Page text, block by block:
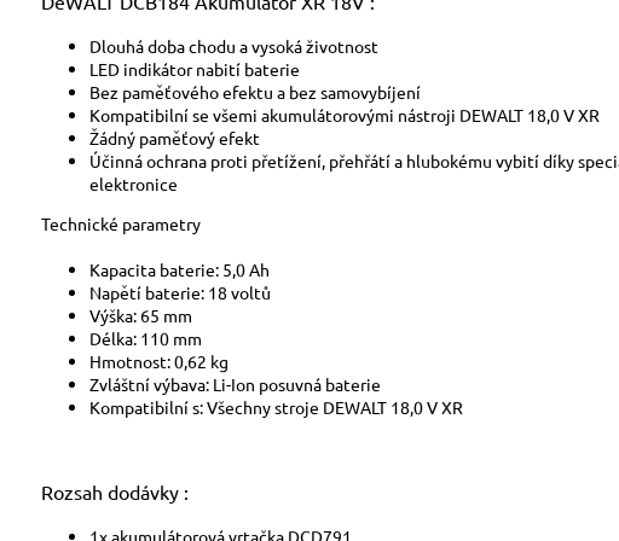
Dlouhá doba chodu a vysoká životnost
LED indikátor nabití baterie
Bez paměťového efektu a bez samovybíjení
Kompatibilní se všemi akumulátorovými nástroji DEWALT 18,0 V XR
Žádný paměťový efekt
Účinná ochrana proti přetížení, přehřátí a hlubokému vybití díky
elektronice
Technické parametry
Kapacita baterie: 5,0 Ah
Napětí baterie: 18 voltů
Výška: 65 mm
Délka: 110 mm
Hmotnost: 0,62 kg
Zvláštní výbava: Li-Ion posuvná baterie
Kompatibilní s: Všechny stroje DEWALT 18,0 V XR
Rozsah dodávky :
1x akumulátorová vrtačka DCD791